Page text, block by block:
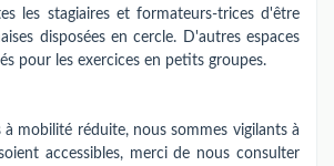
les stagiaires et formateurs-trices d'être
disposées en cercle. D'autres espaces
pour les exercices en petits groupes.
à mobilité réduite, nous sommes vigilants à
accessibles, merci de nous consulter